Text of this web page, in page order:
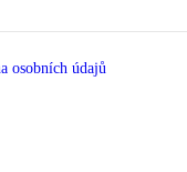
osobních údajů